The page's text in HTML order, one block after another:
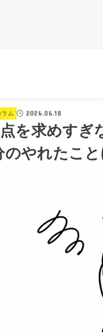
ラム 2026.06.18
を求めすぎ
のやれたこ